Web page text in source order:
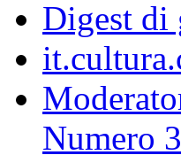
Digest di
Numero